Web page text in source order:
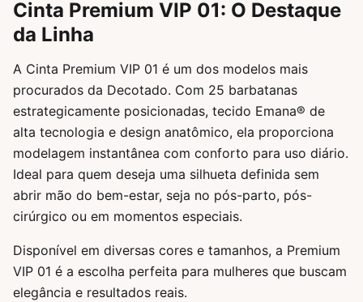
Cinta Premium VIP 01: O Destaque
da Linha
A Cinta Premium VIP 01 é um dos modelos mais
procurados da Decotado. Com 25 barbatanas
estrategicamente posicionadas, tecido Emana® de
alta tecnologia e design anatômico, ela proporciona
modelagem instantânea com conforto para uso diário.
Ideal para quem deseja uma silhueta definida sem
abrir mão do bem-estar, seja no pós-parto, pós-
cirúrgico ou em momentos especiais.
Disponível em diversas cores e tamanhos, a Premium
VIP 01 é a escolha perfeita para mulheres que buscam
elegância e resultados reais.